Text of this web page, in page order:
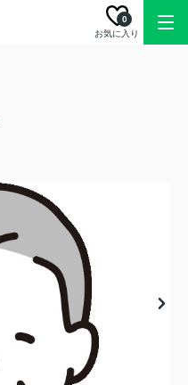
お気に入り
0